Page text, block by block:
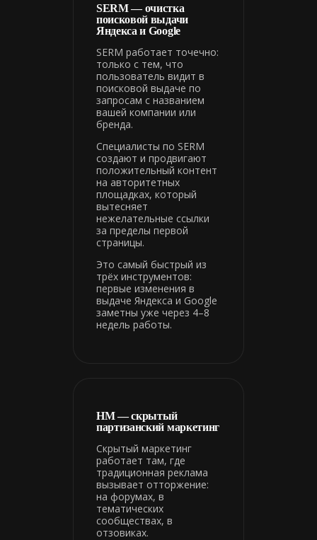
SERM — очистка
поисковой выдачи
Яндекса и Google
SERM работает точечно:
только с тем, что
пользователь видит в
поисковой выдаче по
запросам с названием
вашей компании или
бренда.
Специалисты по SERM
создают и продвигают
положительный контент
на авторитетных
площадках, который
вытесняет
нежелательные ссылки
за пределы первой
страницы.
Это самый быстрый из
трёх инструментов:
первые изменения в
выдаче Яндекса и Google
заметны уже через 4–8
недель работы.
HM — скрытый
партизанский маркетинг
Скрытый маркетинг
работает там, где
традиционная реклама
вызывает отторжение:
на форумах, в
тематических
сообществах, в
отзовиках.